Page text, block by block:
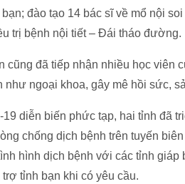
đào tạo 14 bác sĩ về mổ nội
trị bệnh nội tiết – Đái tháo đường.
cũng đã tiếp nhận nhiều học viên
như ngoại khoa, gây mê hồi sức,
diễn biến phức tạp, hai tỉnh đã
chống dịch bệnh trên tuyến
hình dịch bệnh với các tỉnh
tỉnh bạn khi có yêu cầu.